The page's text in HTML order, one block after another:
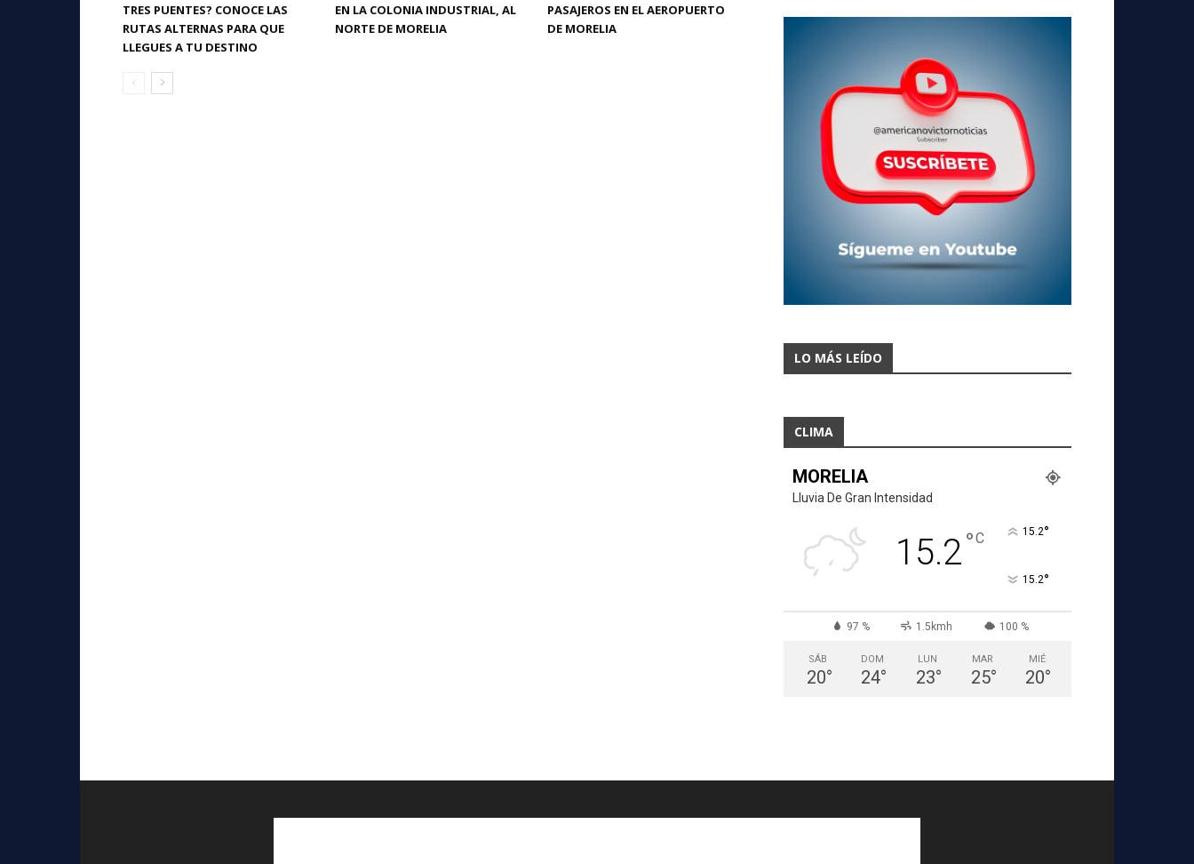
TRES PUENTES? CONOCE LAS
RUTAS ALTERNAS PARA QUE
LLEGUES A TU DESTINO
EN LA COLONIA INDUSTRIAL, AL
NORTE DE MORELIA
PASAJEROS EN EL AEROPUERTO
DE MORELIA
LO MÁS LEÍDO
CLIMA
MORELIA
Lluvia De Gran Intensidad
15.2°C 15.2°
15.2°
97 % 1.5kmh 100 %
SÁB
20°
DOM
24°
LUN
23°
MAR
25°
MIÉ
20°